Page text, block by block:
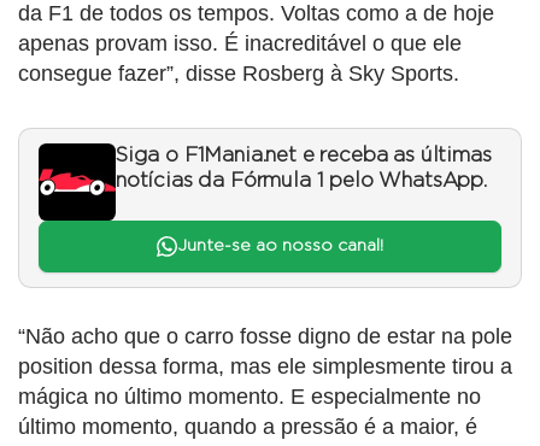
da F1 de todos os tempos. Voltas como a de hoje
apenas provam isso. É inacreditável o que ele
consegue fazer”, disse Rosberg à Sky Sports.
Siga o F1Mania.net e receba as últimas
notícias da Fórmula 1 pelo WhatsApp.
Junte-se ao nosso canal!
“Não acho que o carro fosse digno de estar na pole
position dessa forma, mas ele simplesmente tirou a
mágica no último momento. E especialmente no
último momento, quando a pressão é a maior, é